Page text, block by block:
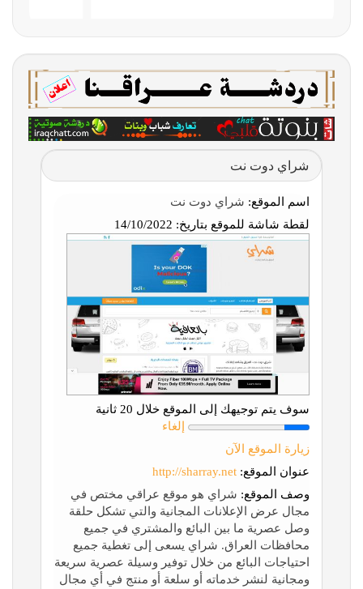
شراي دوت نت
اسم الموقع: شراي دوت نت
لقطة شاشة للموقع بتاريخ:
سوف يتم توجيهك إلى الموقع خلال 20 ثانية
إلغاء
زيارة الموقع الآن
عنوان الموقع: http://sharray.net
وصف الموقع: شراي هو موقع عراقي مختص في
مجال عرض الإعلانات المجانية والتي تشكل حلقة
وصل عصرية ما بين البائع والمشتري في جميع
محافظات العراق. شراي يسعى إلى تغطية جميع
احتياجات البائع من خلال توفير وسيلة عصرية سريعة
ومجانية لنشر خدماته أو سلعة أو منتج في أي مجال